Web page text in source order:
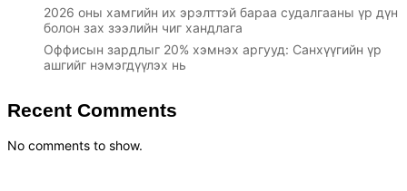
2026 оны хамгийн их эрэлттэй бараа судалгааны үр дүн
болон зах зээлийн чиг хандлага
Оффисын зардлыг 20% хэмнэх аргууд: Санхүүгийн үр
ашгийг нэмэгдүүлэх нь
Recent Comments
No comments to show.